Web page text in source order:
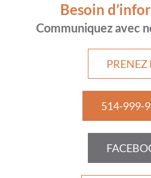
Besoin
Communiquez avec
PRENEZ
514-999-